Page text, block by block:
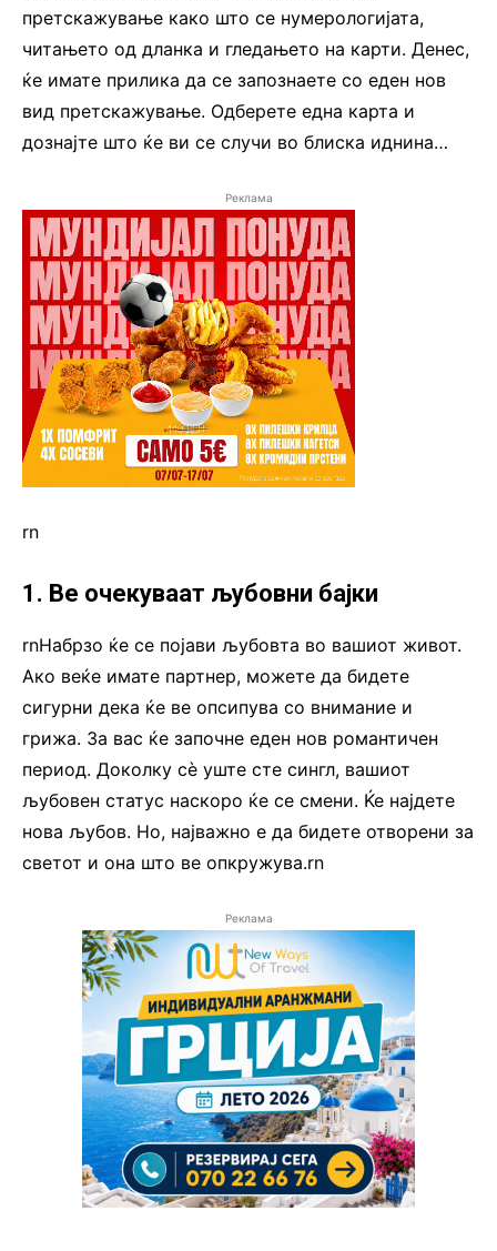
претскажување како што се нумерологијата,
читањето од дланка и гледањето на карти. Денес,
ќе имате прилика да се запознаете со еден нов
вид претскажување. Одберете една карта и
дознајте што ќе ви се случи во блиска иднина…
Реклама
rn
1. Ве очекуваат љубовни бајки
rnНабрзо ќе се појави љубовта во вашиот живот.
Ако веќе имате партнер, можете да бидете
сигурни дека ќе ве опсипува со внимание и
грижа. За вас ќе започне еден нов романтичен
период. Доколку сѐ уште сте сингл, вашиот
љубовен статус наскоро ќе се смени. Ќе најдете
нова љубов. Но, најважно е да бидете отворени за
светот и она што ве опкружува.rn
Реклама